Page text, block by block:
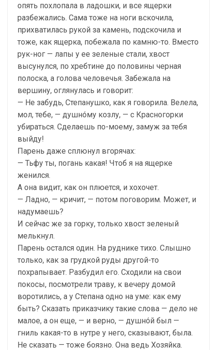
опять похлопала в ладошки, и все ящерки
разбежались. Сама тоже на ноги вскочила,
прихватилась рукой за камень, подскочила и
тоже, как ящерка, побежала по камню-то. Вместо
рук-ног — лапы у ее зеленые стали, хвост
высунулся, по хребтине до половины черная
полоска, а голова человечья. Забежала на
вершину, оглянулась и говорит:
— Не забудь, Степанушко, как я говорила. Велела,
мол, тебе, — душнóму козлу, — с Красногорки
убираться. Сделаешь по-моему, замуж за тебя
выйду!
Парень даже сплюнул вгорячах:
— Тьфу ты, погань какая! Чтоб я на ящерке
женился.
А она видит, как он плюется, и хохочет.
— Ладно, — кричит, — потом поговорим. Может, и
надумаешь?
И сейчас же за горку, только хвост зеленый
мелькнул.
Парень остался один. На руднике тихо. Слышно
только, как за грудкой руды другой-то
похрапывает. Разбудил его. Сходили на свои
покосы, посмотрели траву, к вечеру домой
воротились, а у Степана одно на уме: как ему
быть? Сказать приказчику такие слова — дело не
малое, а он еще, — и верно, — душнóй был —
гниль какая-то в нутре у него, сказывают, была.
Не сказать — тоже боязно. Она ведь Хозяйка.